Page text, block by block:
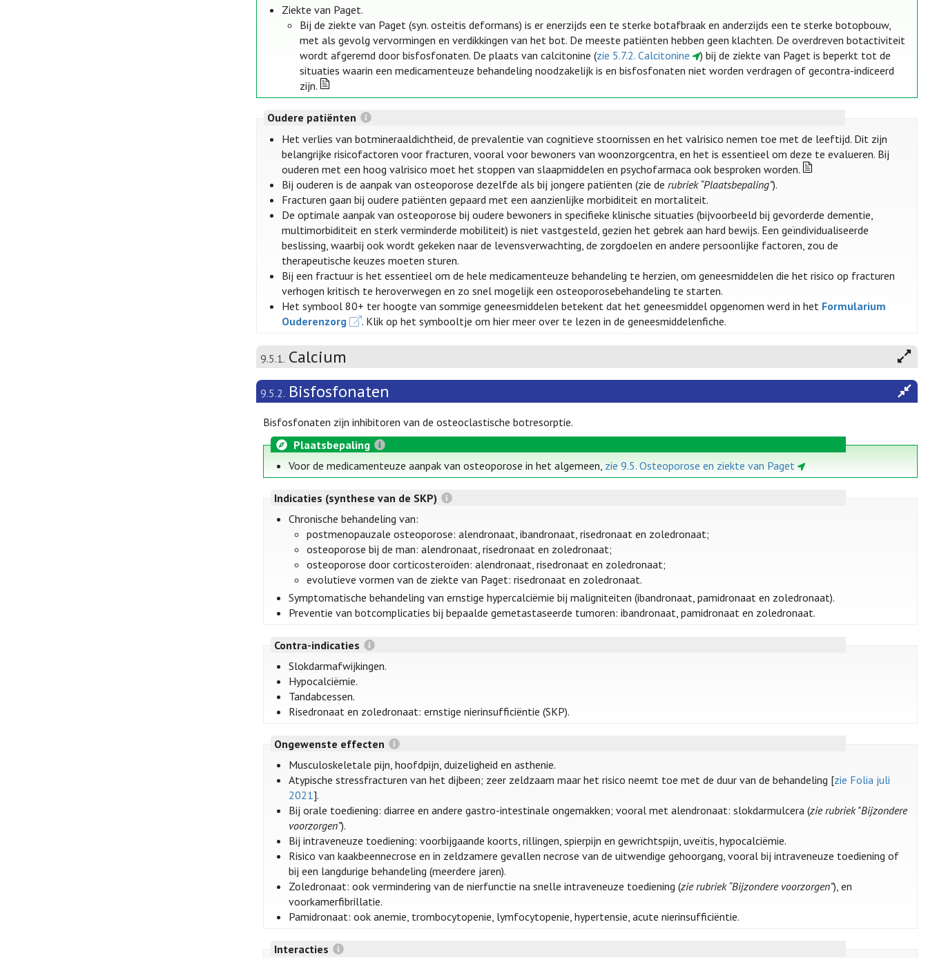
Ziekte van Paget.
Bij de ziekte van Paget (syn. osteitis deformans) is er enerzijds een te sterke botafbraak en anderzijds een te sterke botopbouw,
met als gevolg vervormingen en verdikkingen van het bot. De meeste patiënten hebben geen klachten. De overdreven botactiviteit
wordt afgeremd door bisfosfonaten. De plaats van calcitonine (zie 5.7.2. Calcitonine
) bij de ziekte van Paget is beperkt tot de
situaties waarin een medicamenteuze behandeling noodzakelijk is en bisfosfonaten niet worden verdragen of gecontra-indiceerd
zijn.
Oudere patiënten
Het verlies van botmineraaldichtheid, de prevalentie van cognitieve stoornissen en het valrisico nemen toe met de leeftijd. Dit zijn
belangrijke risicofactoren voor fracturen, vooral voor bewoners van woonzorgcentra, en het is essentieel om deze te evalueren. Bij
ouderen met een hoog valrisico moet het stoppen van slaapmiddelen en psychofarmaca ook besproken worden.
Bij ouderen is de aanpak van osteoporose dezelfde als bij jongere patiënten (zie derubriek “Plaatsbepaling”).
Fracturen gaan bij oudere patiënten gepaard met een aanzienlijke morbiditeit en mortaliteit.
De optimale aanpak van osteoporose bij oudere bewoners in specifieke klinische situaties (bijvoorbeeld bij gevorderde dementie,
multimorbiditeit en sterk verminderde mobiliteit) is niet vastgesteld, gezien het gebrek aan hard bewijs. Een geïndividualiseerde
beslissing, waarbij ook wordt gekeken naar de levensverwachting, de zorgdoelen en andere persoonlijke factoren, zou de
therapeutische keuzes moeten sturen.
Bij een fractuur is het essentieel om de hele medicamenteuze behandeling te herzien, om geneesmiddelen die het risico op fracturen
verhogen kritisch te heroverwegen en zo snel mogelijk een osteoporosebehandeling te starten.
Het symbool 80+ ter hoogte van sommige geneesmiddelen betekent dat het geneesmiddel opgenomen werd in het Formularium
Ouderenzorg
. Klik op het symbooltje om hier meer over te lezen in de geneesmiddelenfiche.
9.5.1. Calcium
9.5.2. Bisfosfonaten
Bisfosfonaten zijn inhibitoren van de osteoclastische botresorptie.
Plaatsbepaling
Voor de medicamenteuze aanpak van osteoporose in het algemeen, zie 9.5. Osteoporose en ziekte van Paget
Indicaties (synthese van de SKP)
Chronische behandeling van:
postmenopauzale osteoporose: alendronaat, ibandronaat, risedronaat en zoledronaat;
osteoporose bij de man: alendronaat, risedronaat en zoledronaat;
osteoporose door corticosteroïden: alendronaat, risedronaat en zoledronaat;
evolutieve vormen van de ziekte van Paget: risedronaat en zoledronaat.
Symptomatische behandeling van ernstige hypercalciëmie bij maligniteiten (ibandronaat, pamidronaat en zoledronaat).
Preventie van botcomplicaties bij bepaalde gemetastaseerde tumoren: ibandronaat, pamidronaat en zoledronaat.
Contra-indicaties
Slokdarmafwijkingen.
Hypocalciëmie.
Tandabcessen.
Risedronaat en zoledronaat: ernstige nierinsufficiëntie (SKP).
Ongewenste effecten
Musculoskeletale pijn, hoofdpijn, duizeligheid en asthenie.
Atypische stressfracturen van het dijbeen; zeer zeldzaam maar het risico neemt toe met de duur van de behandeling [zie Folia juli
2021].
Bij orale toediening: diarree en andere gastro-intestinale ongemakken; vooral met alendronaat: slokdarmulcera (zie rubriek "Bijzondere
voorzorgen”).
Bij intraveneuze toediening: voorbijgaande koorts, rillingen, spierpijn en gewrichtspijn, uveïtis, hypocalciëmie.
Risico van kaakbeennecrose en in zeldzamere gevallen necrose van de uitwendige gehoorgang, vooral bij intraveneuze toediening of
bij een langdurige behandeling (meerdere jaren).
Zoledronaat: ook vermindering van de nierfunctie na snelle intraveneuze toediening (zie rubriek “Bijzondere voorzorgen”), en
voorkamerfibrillatie.
Pamidronaat: ook anemie, trombocytopenie, lymfocytopenie, hypertensie, acute nierinsufficiëntie.
Interacties